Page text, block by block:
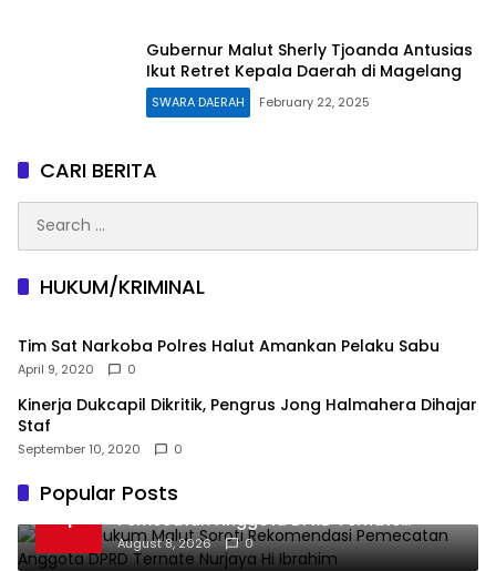
Gubernur Malut Sherly Tjoanda Antusias
Ikut Retret Kepala Daerah di Magelang
SWARA DAERAH February 22, 2025
CARI BERITA
for:
HUKUM/KRIMINAL
Tim Sat Narkoba Polres Halut Amankan Pelaku Sabu
April 9, 2020 0
Kinerja Dukcapil Dikritik, Pengrus Jong Halmahera Dihajar
Staf
September 10, 2020 0
Popular Posts
1
Praktisi Hukum Malut Soroti Rekomendasi
Pemecatan Anggota DPRD Ternate
Nurjaya Hi Ibrahim
August 8, 2026 0